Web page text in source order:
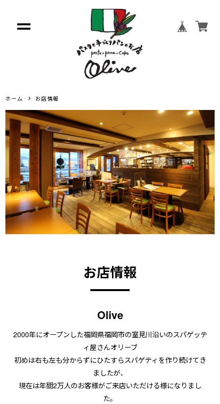
ホーム お店情報
お店情報
Olive
2000年にオープンした福岡県福岡市の室見川沿いのスパゲッテ
ィ屋さんオリーブ
初めは右も左も分からずにひたすらスパゲティを作り続けてき
ましたが、
現在は年間2万人のお客様がご来店いただける様になりまし
た。